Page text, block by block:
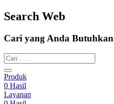
Search Web
Cari yang Anda Butuhkan
Produk
0 Hasil
Layanan